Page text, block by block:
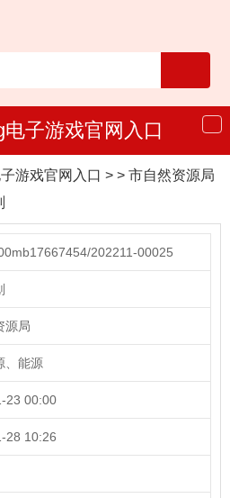
导
航
子游戏官网入口
游戏官网入口 > > 市自然资源局
202211-00025
源局
、能源
23 00:00
28 10:26